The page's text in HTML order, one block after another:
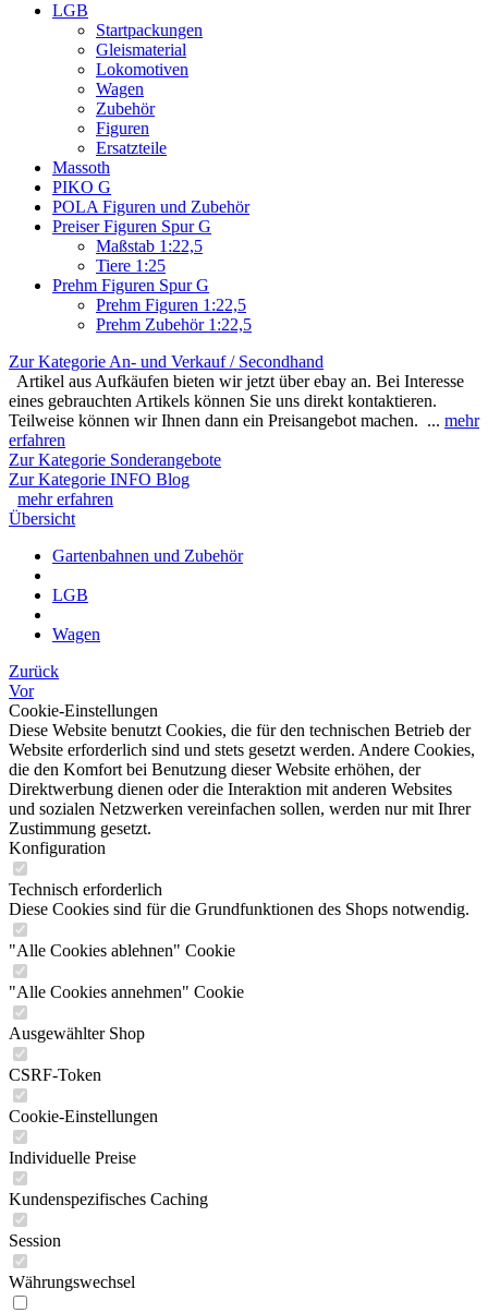
LGB
Startpackungen
Gleismaterial
Lokomotiven
Wagen
Zubehör
Figuren
Ersatzteile
Massoth
PIKO G
POLA Figuren und Zubehör
Preiser Figuren Spur G
Maßstab 1:22,5
Tiere 1:25
Prehm Figuren Spur G
Prehm Figuren 1:22,5
Prehm Zubehör 1:22,5
Zur Kategorie An- und Verkauf / Secondhand
Artikel aus Aufkäufen bieten wir jetzt über ebay an. Bei Interesse
eines gebrauchten Artikels können Sie uns direkt kontaktieren.
Teilweise können wir Ihnen dann ein Preisangebot machen. ... mehr
erfahren
Zur Kategorie Sonderangebote
Zur Kategorie INFO Blog
mehr erfahren
Übersicht
Gartenbahnen und Zubehör
LGB
Wagen
Zurück
Vor
Cookie-Einstellungen
Diese Website benutzt Cookies, die für den technischen Betrieb der
Website erforderlich sind und stets gesetzt werden. Andere Cookies,
die den Komfort bei Benutzung dieser Website erhöhen, der
Direktwerbung dienen oder die Interaktion mit anderen Websites
und sozialen Netzwerken vereinfachen sollen, werden nur mit Ihrer
Zustimmung gesetzt.
Konfiguration
Technisch erforderlich
Diese Cookies sind für die Grundfunktionen des Shops notwendig.
"Alle Cookies ablehnen" Cookie
"Alle Cookies annehmen" Cookie
Ausgewählter Shop
CSRF-Token
Cookie-Einstellungen
Individuelle Preise
Kundenspezifisches Caching
Session
Währungswechsel